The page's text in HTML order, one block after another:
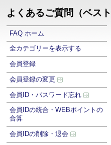
よくあるご質問（ベス
FAQ ホーム
全カテゴリーを表示する
会員登録
会員登録の変更
会員ID・パスワード忘れ
会員IDの統合・WEBポイントの
合算
会員IDの削除・退会